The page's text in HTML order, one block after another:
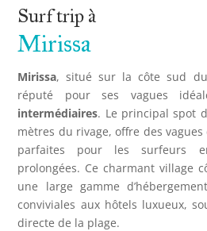
Surf trip à
Mirissa
Mirissa, situé sur la côte sud
réputé pour ses vagues
intermédiaires. Le principal spot
mètres du rivage, offre des
parfaites pour les surfeurs
prolongées. Ce charmant village
une large gamme
conviviales aux hôtels luxueux,
directe de la plage.